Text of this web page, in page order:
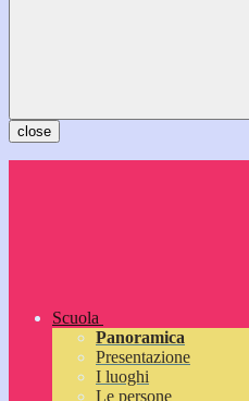
close
Scuola
Panoramica
Presentazione
I luoghi
Le persone